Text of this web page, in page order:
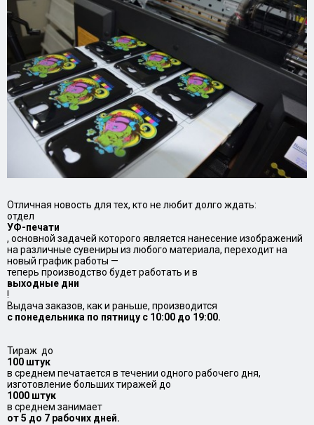
Отличная новость для тех, кто не любит долго ждать:
отдел
УФ-печати
, основной задачей которого является нанесение изображений
на различные сувениры из любого материала, переходит на
новый график работы —
теперь производство будет работать и в
выходные дни
!
Выдача заказов, как и раньше, производится
с понедельника по пятницу с 10:00 до 19:00.
Тираж до
100 штук
в среднем печатается в течении одного рабочего дня,
изготовление больших тиражей до
1000 штук
в среднем занимает
от 5 до 7 рабочих дней.